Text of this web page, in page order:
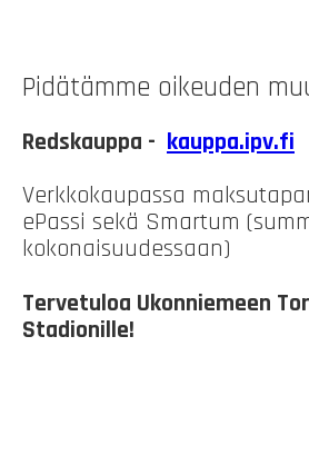
Pidätämme oikeuden
Redskauppa - kauppa.ipv.fi
Verkkokaupassa
ePassi sekä Smartum
kokonaisuudessaan)
Tervetuloa Ukonniemeen
Stadionille!